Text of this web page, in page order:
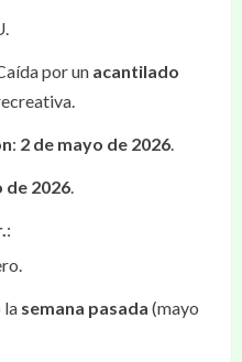
por un acantilado
: 2 de mayo de 2026.
de 2026.
:
la semana pasada (mayo